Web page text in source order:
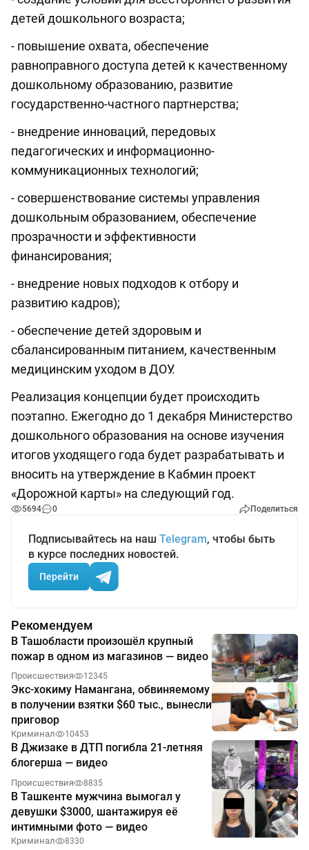
детей дошкольного возраста;
- повышение охвата, обеспечение
равноправного доступа детей к качественному
дошкольному образованию, развитие
государственно-частного партнерства;
- внедрение инноваций, передовых
педагогических и информационно-
коммуникационных технологий;
- совершенствование системы управления
дошкольным образованием, обеспечение
прозрачности и эффективности
финансирования;
- внедрение новых подходов к отбору и
развитию кадров);
- обеспечение детей здоровым и
сбалансированным питанием, качественным
медицинским уходом в ДОУ.
Реализация концепции будет происходить
поэтапно. Ежегодно до 1 декабря Министерство
дошкольного образования на основе изучения
итогов уходящего года будет разрабатывать и
вносить на утверждение в Кабмин проект
«Дорожной карты» на следующий год.
5694 0 Поделиться
Подписывайтесь на наш Telegram, чтобы быть
в курсе последних новостей.
Перейти
Рекомендуем
В Ташобласти произошёл крупный
пожар в одном из магазинов — видео
Происшествия 12345
Экс-хокиму Намангана, обвиняемому
в получении взятки $60 тыс., вынесли
приговор
Криминал 10453
В Джизаке в ДТП погибла 21-летняя
блогерша — видео
Происшествия 8835
В Ташкенте мужчина вымогал у
девушки $3000, шантажируя её
интимными фото — видео
Криминал 8330